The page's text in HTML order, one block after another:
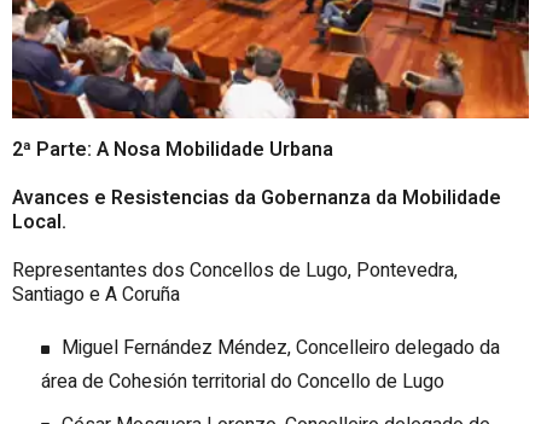
2ª Parte: A Nosa Mobilidade Urbana
Avances e Resistencias da Gobernanza da Mobilidade
Local.
Representantes dos Concellos de Lugo, Pontevedra,
Santiago e A Coruña
Miguel Fernández Méndez, Concelleiro delegado da
área de Cohesión territorial do Concello de Lugo